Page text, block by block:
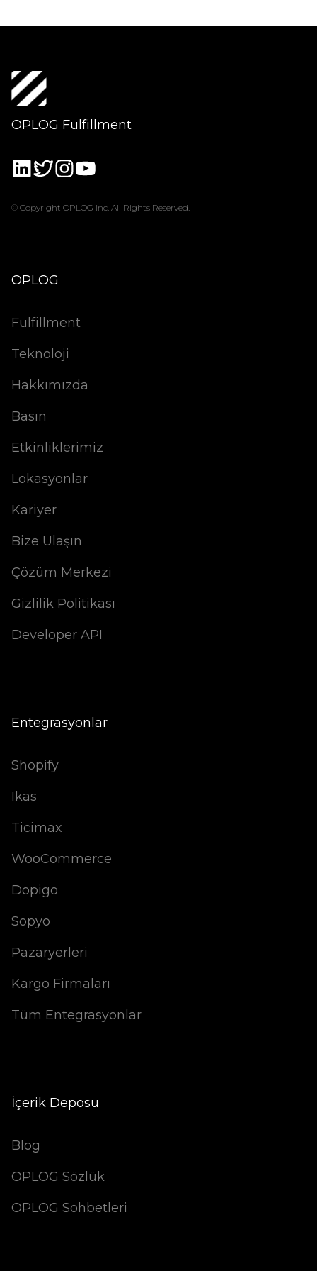
OPLOG Fulfillment
© Copyright OPLOG Inc. All Rights Reserved.
OPLOG
Fulfillment
Teknoloji
Hakkımızda
Basın
Etkinliklerimiz
Lokasyonlar
Kariyer
Bize Ulaşın
Çözüm Merkezi
Gizlilik Politikası
Developer API
Entegrasyonlar
Shopify
Ikas
Ticimax
WooCommerce
Dopigo
Sopyo
Pazaryerleri
Kargo Firmaları
Tüm Entegrasyonlar
İçerik Deposu
Blog
OPLOG Sözlük
OPLOG Sohbetleri